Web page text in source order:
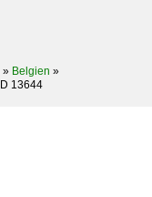
» Belgien »
ID 13644